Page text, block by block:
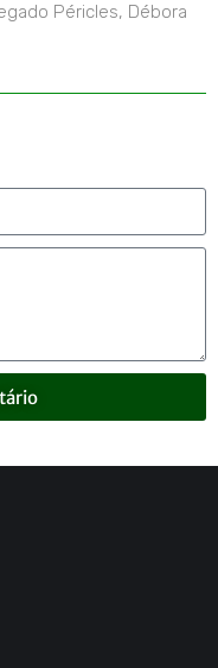
Péricles, Débora